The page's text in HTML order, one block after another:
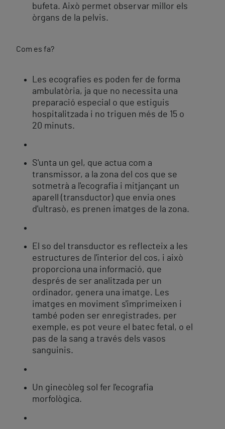
bufeta. Això permet observar millor els
òrgans de la pelvis.
Com es fa?
Les ecografies es poden fer de forma
ambulatòria, ja que no necessita una
preparació especial o que estiguis
hospitalitzada i no triguen més de 15 o
20 minuts.
S'unta un gel, que actua com a
transmissor, a la zona del cos que se
sotmetrà a l'ecografia i mitjançant un
aparell (transductor) que envia ones
d'ultrasò, es prenen imatges de la zona.
El so del transductor es reflecteix a les
estructures de l'interior del cos, i això
proporciona una informació, que
després de ser analitzada per un
ordinador, genera una imatge. Les
imatges en moviment s'imprimeixen i
també poden ser enregistrades, per
exemple, es pot veure el batec fetal, o el
pas de la sang a través dels vasos
sanguinis.
Un ginecòleg sol fer l'ecografia
morfològica.